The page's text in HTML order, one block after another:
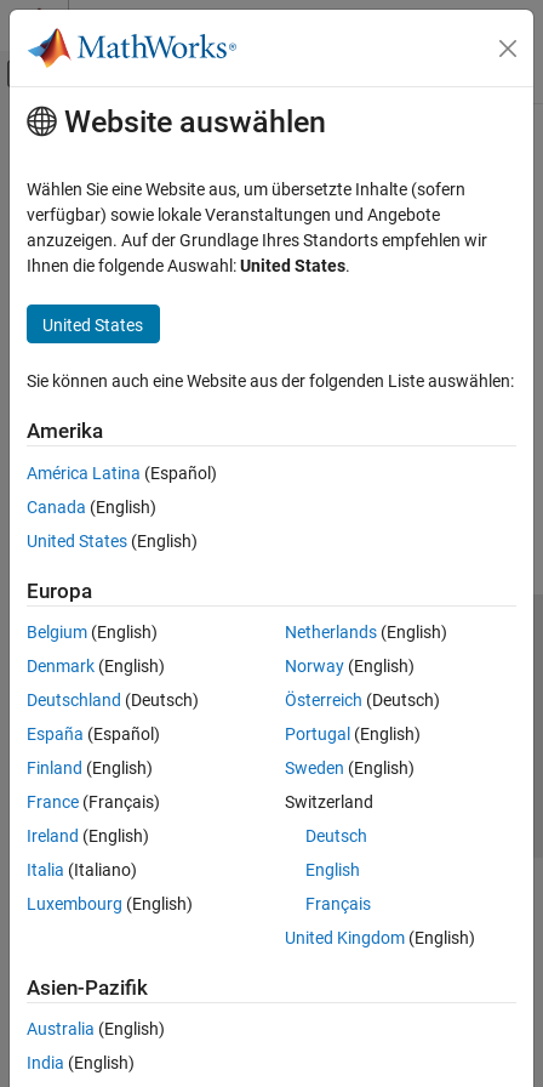
Weiter zum Inhalt
Umschaltung für Off-Canvas-
Startseite der Dokumentation
Hauptinhalt
How useful was this information?
Website auswählen
Wählen Sie eine Website aus, um übersetzte Inhalte (sofern
verfügbar) sowie lokale Veranstaltungen und Angebote
anzuzeigen. Auf der Grundlage Ihres Standorts empfehlen wir
Ihnen die folgende Auswahl:United States.
United States
Sie können auch eine Website aus der folgenden Liste auswählen:
Amerika
América Latina (Español)
Canada (English)
United States (English)
Europa
Belgium (English)
Denmark (English)
Deutschland (Deutsch)
España (Español)
Finland (English)
France (Français)
Ireland (English)
Italia (Italiano)
Luxembourg (English)
Netherlands(English)
Norway(English)
Österreich (Deutsch)
Portugal (English)
Sweden (English)
Switzerland
Deutsch
English
Français
United Kingdom(English)
Asien-Pazifik
Australia (English)
India (English)
Trust Center
Datenschutz-Richtlinien
Datendiebstahl verhindern
Status von Anwendungen
© 1994-2026 The MathWorks, Inc.
Website auswählen
Deutschland